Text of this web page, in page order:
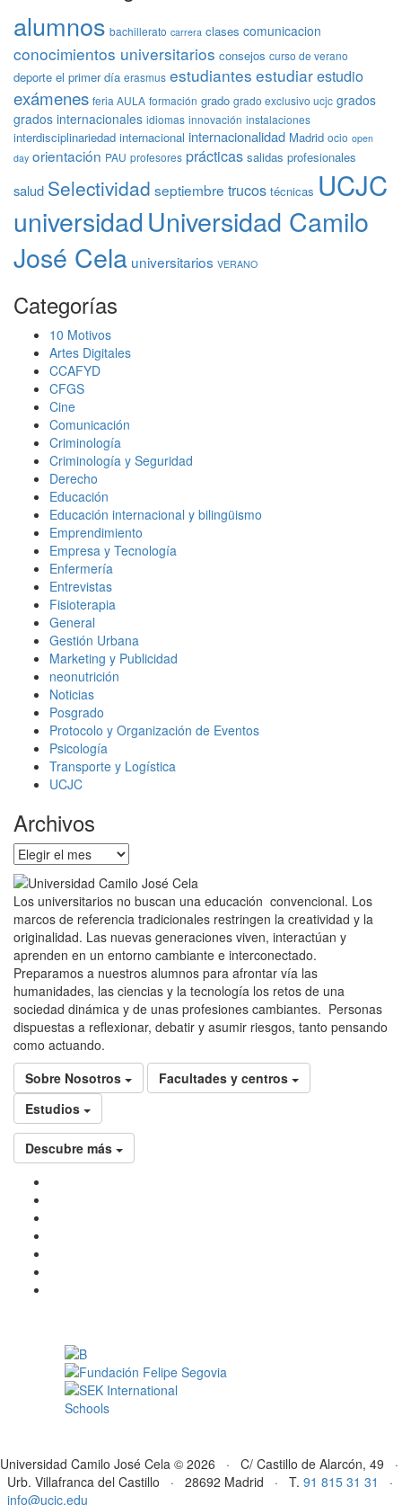
alumnos bachillerato carrera clases comunicacion
conocimientos universitarios consejos curso de verano
deporte el primer día erasmus estudiantes estudiarestudio
exámenes feria AULA formación grado grado exclusivo ucjc grados
grados internacionales idiomas innovación instalaciones
interdisciplinariedad internacional internacionalidad Madrid ocio open
day orientación PAU profesores prácticas salidas profesionales
salud Selectividad septiembre trucos técnicas UCJC
universidadUniversidad Camilo
José Cela universitarios VERANO
Categorías
10 Motivos
Artes Digitales
CCAFYD
CFGS
Cine
Comunicación
Criminología
Criminología y Seguridad
Derecho
Educación
Educación internacional y bilingüismo
Emprendimiento
Empresa y Tecnología
Enfermería
Entrevistas
Fisioterapia
General
Gestión Urbana
Marketing y Publicidad
neonutrición
Noticias
Posgrado
Protocolo y Organización de Eventos
Psicología
Transporte y Logística
UCJC
Archivos
Archivos
Los universitarios no buscan una educación convencional. Los
marcos de referencia tradicionales restringen la creatividad y la
originalidad. Las nuevas generaciones viven, interactúan y
aprenden en un entorno cambiante e interconectado.
Preparamos a nuestros alumnos para afrontar vía las
humanidades, las ciencias y la tecnología los retos de una
sociedad dinámica y de unas profesiones cambiantes. Personas
dispuestas a reflexionar, debatir y asumir riesgos, tanto pensando
como actuando.
Sobre Nosotros
Facultades y centros
Estudios
Descubre más
Universidad Camilo José Cela © 2026 · C/ Castillo de Alarcón, 49 ·
Urb. Villafranca del Castillo · 28692 Madrid · T. 91 815 31 31
·
info@ucjc.edu